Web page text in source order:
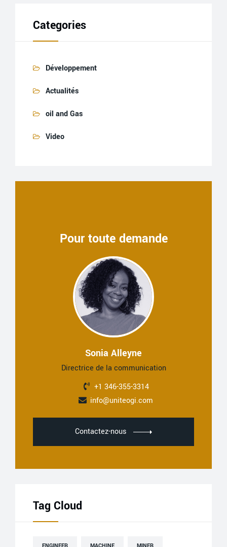
Categories
Développement
Actualités
oil and Gas
Video
Pour toute demande
Sonia Alleyne
Directrice de la communication
+1 346-355-3314
info@uniteogi.com
Contactez-nous
Tag Cloud